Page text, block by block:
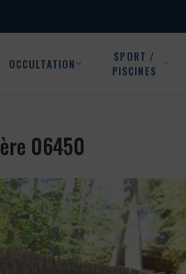
OCCULTATION
SPORT /
PISCINES
06450